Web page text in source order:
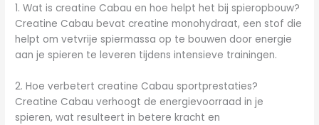
1. Wat is creatine Cabau en hoe helpt het bij spieropbouw?
Creatine Cabau bevat creatine monohydraat, een stof die
helpt om vetvrije spiermassa op te bouwen door energie
aan je spieren te leveren tijdens intensieve trainingen.
2. Hoe verbetert creatine Cabau sportprestaties?
Creatine Cabau verhoogt de energievoorraad in je
spieren, wat resulteert in betere kracht en